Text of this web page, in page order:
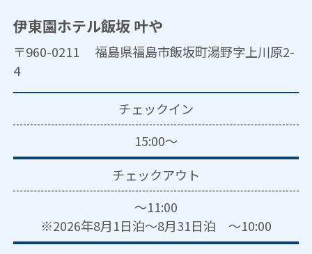
伊東園ホテル飯坂 叶や
〒960-0211 福島県福島市飯坂町湯野字上川原2-
4
チェックイン
15:00～
チェックアウト
～11:00
※2026年8月1日泊～8月31日泊 ～10:00